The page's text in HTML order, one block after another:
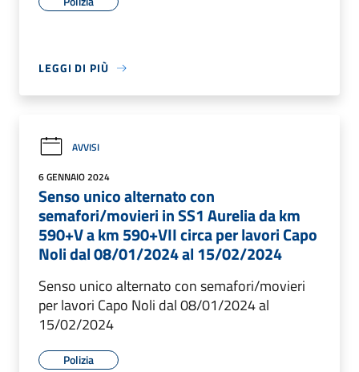
LEGGI DI PIÙ
AVVISI
6 GENNAIO 2024
Senso unico alternato con
semafori/movieri in SS1 Aurelia da km
590+V a km 590+VII circa per lavori Capo
Noli dal 08/01/2024 al 15/02/2024
Senso unico alternato con semafori/movieri
per lavori Capo Noli dal 08/01/2024 al
15/02/2024
Polizia